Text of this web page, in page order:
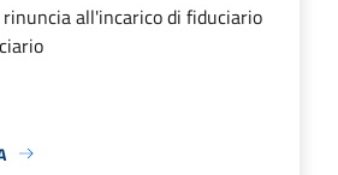
all'incarico di fiduciario